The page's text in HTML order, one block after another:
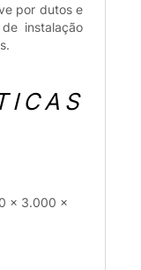
por dutos e
instalação
x 3.000 x